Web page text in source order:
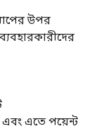
উপর
এতে পয়েন্ট